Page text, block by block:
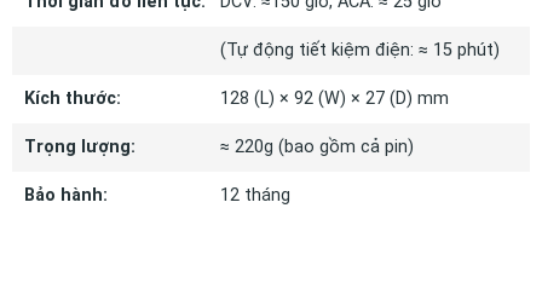
(Tự động tiết kiệm điện: ≈ 15 phút)
Kích thước: 128 (L) × 92 (W) × 27 (D) mm
Trọng lượng: ≈ 220g (bao gồm cả pin)
Bảo hành: 12 tháng